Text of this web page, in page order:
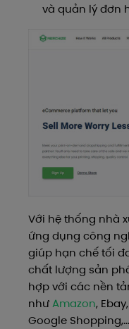
và quản lý đơn
Với hệ thống nhà
ứng dụng công
giúp hạn chế tối
chất lượng sản
hợp với các nền
nhưAmazon,
Google